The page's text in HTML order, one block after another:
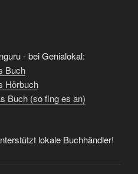
- bei Genialokal:
Buch
Hörbuch
Buch (so fing es an)
lokale Buchhändler!